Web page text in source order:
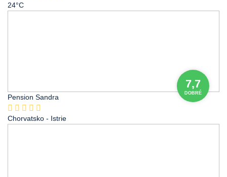
24°C
7,7
DOBRÉ
Pension Sandra
Chorvatsko - Istrie